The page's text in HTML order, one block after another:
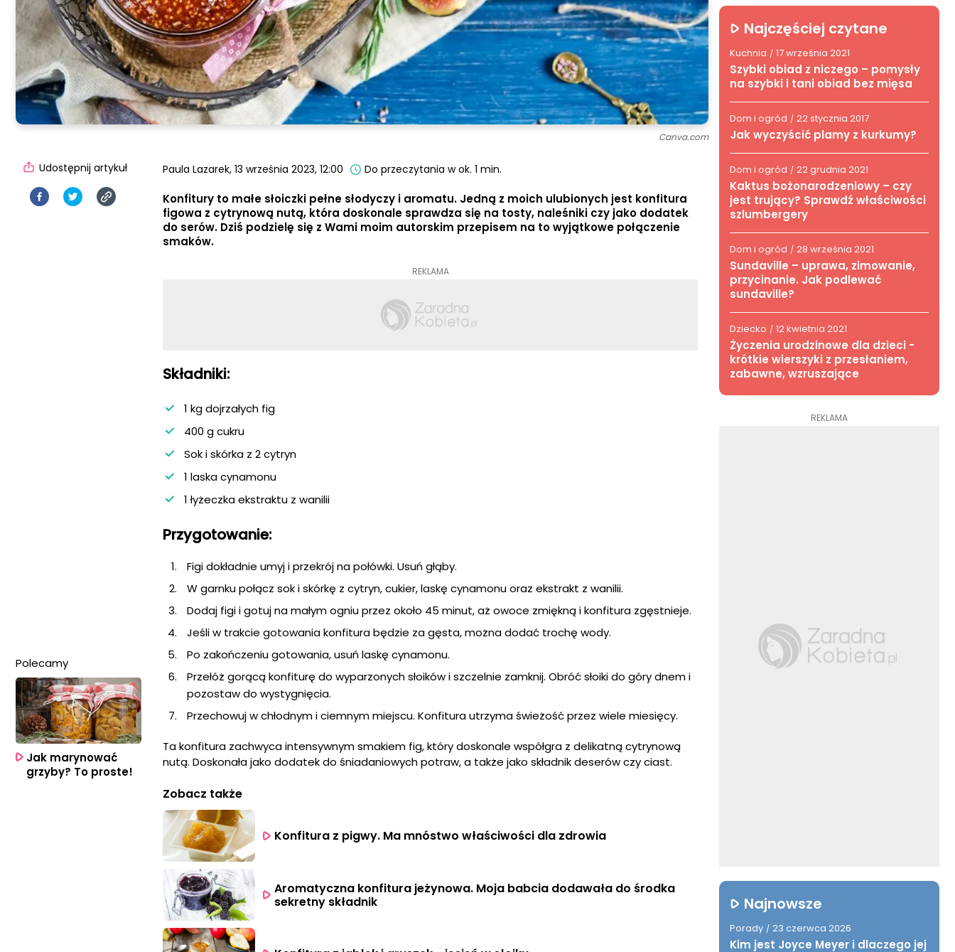
Canva.com
Paula Lazarek, 13 września 2023, 12:00 Do przeczytania w ok. 1 min.
Konfitury to małe słoiczki pełne słodyczy i aromatu. Jedną z moich ulubionych jest konfitura
figowa z cytrynową nutą, która doskonale sprawdza się na tosty, naleśniki czy jako dodatek
do serów. Dziś podzielę się z Wami moim autorskim przepisem na to wyjątkowe połączenie
smaków.
REKLAMA
Składniki:
1 kg dojrzałych fig
400 g cukru
Sok i skórka z 2 cytryn
1 laska cynamonu
1 łyżeczka ekstraktu z wanilii
Przygotowanie:
Figi dokładnie umyj i przekrój na połówki. Usuń głąby.
W garnku połącz sok i skórkę z cytryn, cukier, laskę cynamonu oraz ekstrakt z wanilii.
Dodaj figi i gotuj na małym ogniu przez około 45 minut, aż owoce zmiękną i konfitura zgęstnieje.
Jeśli w trakcie gotowania konfitura będzie za gęsta, można dodać trochę wody.
Po zakończeniu gotowania, usuń laskę cynamonu.
Przełóż gorącą konfiturę do wyparzonych słoików i szczelnie zamknij. Obróć słoiki do góry dnem i
pozostaw do wystygnięcia.
Przechowuj w chłodnym i ciemnym miejscu. Konfitura utrzyma świeżość przez wiele miesięcy.
Ta konfitura zachwyca intensywnym smakiem fig, który doskonale współgra z delikatną cytrynową
nutą. Doskonała jako dodatek do śniadaniowych potraw, a także jako składnik deserów czy ciast.
Zobacz także
Konfitura z pigwy. Ma mnóstwo właściwości dla zdrowia
Aromatyczna konfitura jeżynowa. Moja babcia dodawała do środka
sekretny składnik
Udostępnij artykuł
Polecamy
Jak marynować
grzyby? To proste!
Najczęściej czytane
Kuchnia / 17 września 2021
Szybki obiad z niczego – pomysły
na szybki i tani obiad bez mięsa
Dom i ogród / 22 stycznia 2017
Jak wyczyścić plamy z kurkumy?
Dom i ogród / 22 grudnia 2021
Kaktus bożonarodzeniowy – czy
jest trujący? Sprawdź właściwości
szlumbergery
Dom i ogród / 28 września 2021
Sundaville – uprawa, zimowanie,
przycinanie. Jak podlewać
sundaville?
Dziecko / 12 kwietnia 2021
Życzenia urodzinowe dla dzieci -
krótkie wierszyki z przesłaniem,
zabawne, wzruszające
REKLAMA
Najnowsze
Porady / 23 czerwca 2026
Kim jest Joyce Meyer i dlaczego jej